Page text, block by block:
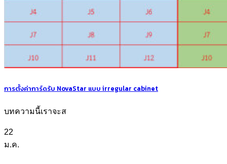
การตั้งค่าการ์ดรับ NovaStar แบบ irregular cabinet
บทความนี้เราจะส
22
ม.ค.